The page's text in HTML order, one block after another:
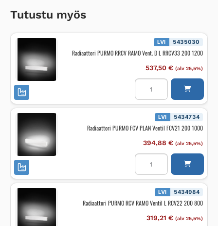
Tutustu myös
LVI 5435030
Radiaattori PURMO RRCV RAMO Vent. D L RRCV33 200 1200
537,50 € (alv 25,5%)
Radiaattori
PURMO
RAMO
Vent.
RRCV33
1200
LVI 5434734
Radiaattori PURMO FCV PLAN Ventil FCV21 200 1000
394,88 € (alv 25,5%)
Radiaattori
PURMO
PLAN
Ventil
1000
LVI 5434984
Radiaattori PURMO RCV RAMO Ventil L RCV22 200 800
319,21 € (alv 25,5%)